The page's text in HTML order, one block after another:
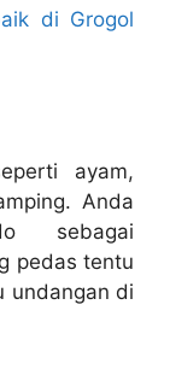
di Grogol
ayam,
Anda
sebagai
pedas tentu
undangan di